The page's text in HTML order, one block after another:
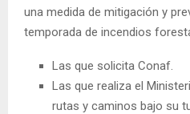
una medida de mitigación y
temporada de incendios
Las que solicita Conaf.
Las que realiza el
rutas y caminos bajo su